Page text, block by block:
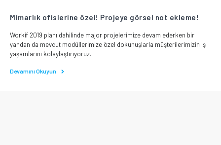
Mimarlık ofislerine özel! Projeye görsel not ekleme!
Workif 2019 planı dahilinde major projelerimize devam ederken bir
yandan da mevcut modüllerimize özel dokunuşlarla müşterilerimizin iş
yaşamlarını kolaylaştırıyoruz.
Devamını Okuyun